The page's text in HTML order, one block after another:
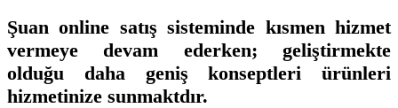
Şuan online satış sisteminde kısmen hizmet
vermeye devam ederken; geliştirmekte
olduğu daha geniş konseptleri ürünleri
hizmetinize sunmaktdır.